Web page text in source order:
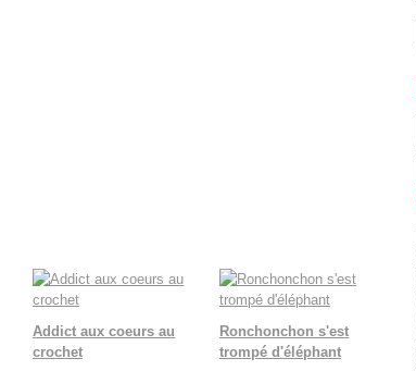
Addict aux coeurs au
crochet
Ronchonchon s'est
trompé d'éléphant